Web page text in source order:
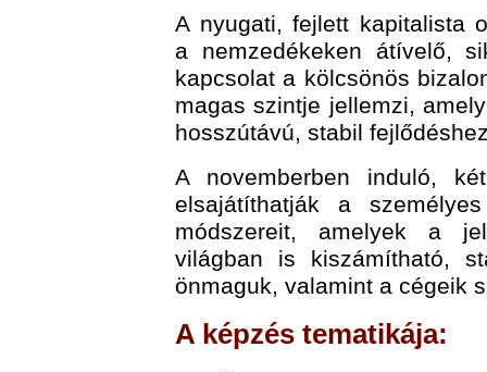
A nyugati, fejlett kapitalista
a nemzedékeken átívelő,
kapcsolat a kölcsönös
magas szintje jellemzi,
hosszútávú, stabil
A novemberben induló,
elsajátíthatják a
módszereit, amelyek a
világban is kiszámítható,
önmaguk, valamint a cégeik
A képzés tematikája: